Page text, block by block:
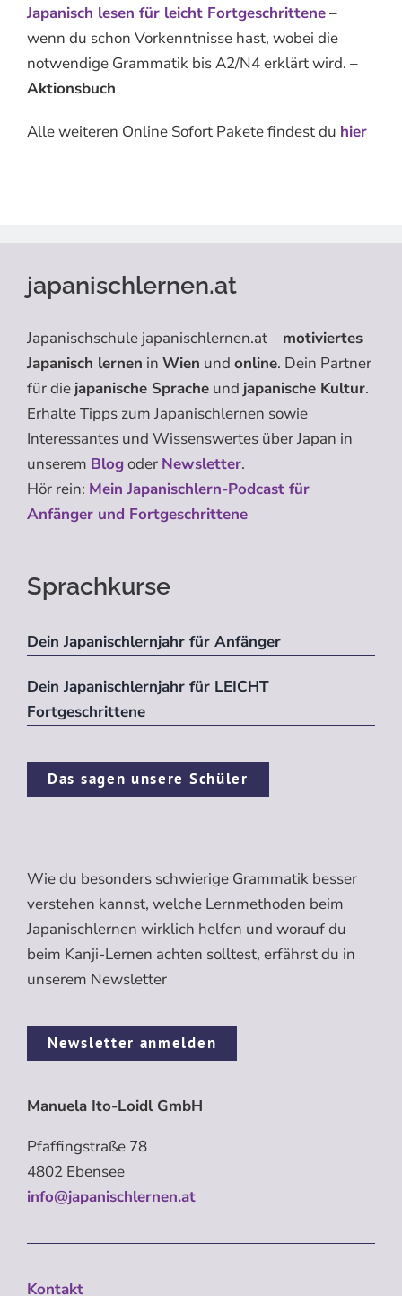
Japanisch lesen für leicht Fortgeschrittene–
wenn du schon Vorkenntnisse hast, wobei die
notwendige Grammatik bis A2/N4 erklärt wird. –
Aktionsbuch
Alle weiteren Online Sofort Pakete findest du hier
japanischlernen.at
Japanischschule japanischlernen.at – motiviertes
Japanisch lernen in Wien und online. Dein Partner
für die japanische Sprache und japanische Kultur.
Erhalte Tipps zum Japanischlernen sowie
Interessantes und Wissenswertes über Japan in
unserem Blogoder Newsletter.
Hör rein: Mein Japanischlern-Podcast für
Anfänger und Fortgeschrittene
Sprachkurse
Dein Japanischlernjahr für Anfänger
Dein Japanischlernjahr für LEICHT
Fortgeschrittene
Das sagen unsere Schüler
Wie du besonders schwierige Grammatik besser
verstehen kannst, welche Lernmethoden beim
Japanischlernen wirklich helfen und worauf du
beim Kanji-Lernen achten solltest, erfährst du in
unserem Newsletter
Newsletter anmelden
Manuela Ito-Loidl GmbH
Pfaffingstraße 78
4802 Ebensee
info@japanischlernen.at
Kontakt